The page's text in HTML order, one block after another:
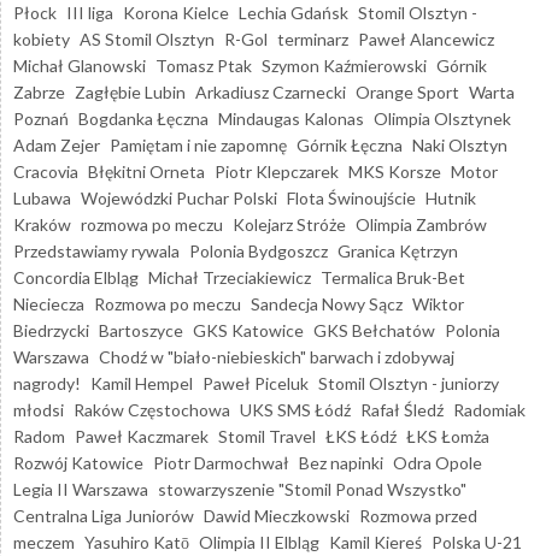
Płock III liga Korona Kielce Lechia Gdańsk Stomil Olsztyn -
kobiety AS Stomil Olsztyn R-Gol terminarz Paweł Alancewicz
Michał Glanowski Tomasz Ptak Szymon Kaźmierowski Górnik
Zabrze Zagłębie Lubin Arkadiusz Czarnecki Orange Sport Warta
Poznań Bogdanka Łęczna Mindaugas Kalonas Olimpia Olsztynek
Adam Zejer Pamiętam i nie zapomnę Górnik Łęczna Naki Olsztyn
Cracovia Błękitni Orneta Piotr Klepczarek MKS Korsze Motor
Lubawa Wojewódzki Puchar Polski Flota Świnoujście Hutnik
Kraków rozmowa po meczu Kolejarz Stróże Olimpia Zambrów
Przedstawiamy rywala Polonia Bydgoszcz Granica Kętrzyn
Concordia Elbląg Michał Trzeciakiewicz Termalica Bruk-Bet
Nieciecza Rozmowa po meczu Sandecja Nowy Sącz Wiktor
Biedrzycki Bartoszyce GKS Katowice GKS Bełchatów Polonia
Warszawa Chodź w "biało-niebieskich" barwach i zdobywaj
nagrody!
Kamil Hempel Paweł Piceluk Stomil Olsztyn - juniorzy
młodsi Raków Częstochowa UKS SMS Łódź Rafał Śledź Radomiak
Radom Paweł Kaczmarek Stomil Travel ŁKS Łódź ŁKS Łomża
Rozwój Katowice Piotr Darmochwał Bez napinki Odra Opole
Legia II Warszawa stowarzyszenie "Stomil Ponad Wszystko"
Centralna Liga Juniorów Dawid Mieczkowski Rozmowa przed
meczem Yasuhiro Katō Olimpia II Elbląg Kamil Kiereś Polska U-21